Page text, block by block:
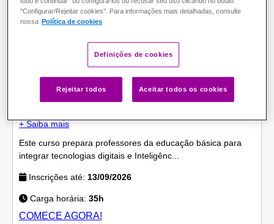
GRATUITO
Aprendizagem mão na massa conectada à BNCC
Computação
+ Saiba mais
Este curso prepara professores da educação básica para
integrar tecnologias digitais e Inteligênc...
Inscrições até: 13/09/2026
Carga horária: 35h
COMECE AGORA!
"Configurar/Rejeitar cookies". Para informações mais detalhadas, consulte
nossa Política de cookies
Definições de cookies
Rejeitar todos Aceitar todos os cookies